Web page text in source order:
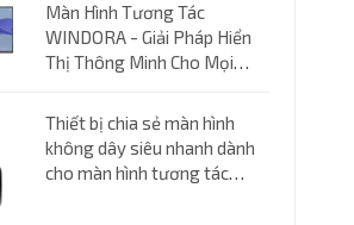
Màn Hình Tương Tác
WINDORA - Giải Pháp Hiển
Thị Thông Minh Cho Mọi
Thiết bị chia sẻ màn hình
không dây siêu nhanh dành
cho màn hình tương tác